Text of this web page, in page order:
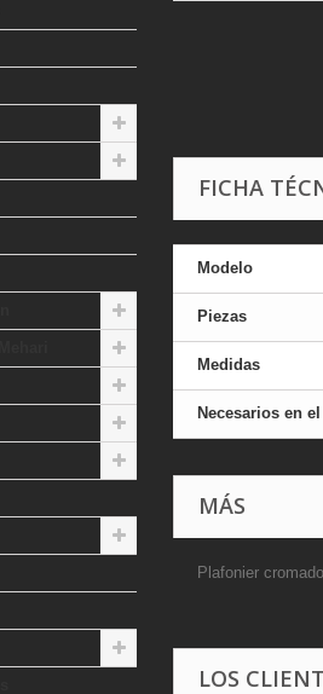
FICHA
Modelo
Piezas
Medidas
Necesarios en
MÁS
Plafonier
LOS